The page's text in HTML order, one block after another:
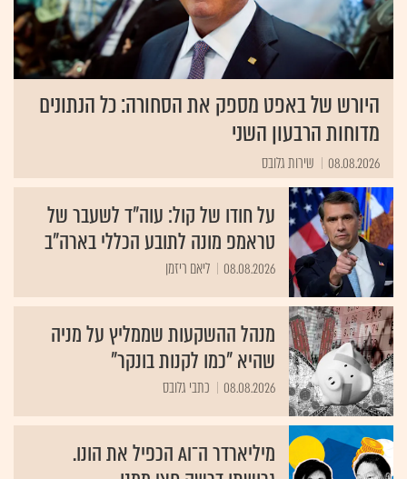
היורש של באפט מספק את הסחורה: כל הנתונים
מדוחות הרבעון השני
08.08.2026 שירות גלובס
על חודו של קול: עוה"ד לשעבר של
טראמפ מונה לתובע הכללי בארה”ב
08.08.2026 ליאם ריזמן
מנהל ההשקעות שממליץ על מניה
שהיא "כמו לקנות בונקר"
08.08.2026 כתבי גלובס
מיליארדר ה־AI הכפיל את הונו.